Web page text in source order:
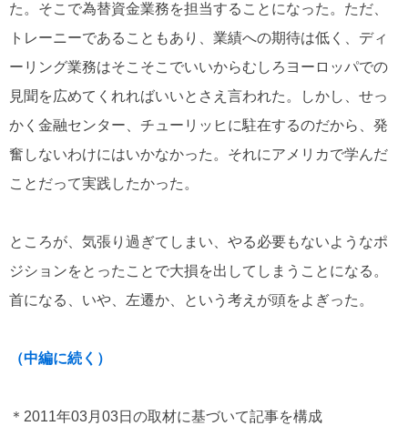
た。そこで為替資金業務を担当することになった。ただ、
トレーニーであることもあり、業績への期待は低く、ディ
ーリング業務はそこそこでいいからむしろヨーロッパでの
見聞を広めてくれればいいとさえ言われた。しかし、せっ
かく金融センター、チューリッヒに駐在するのだから、発
奮しないわけにはいかなかった。それにアメリカで学んだ
ことだって実践したかった。
ところが、気張り過ぎてしまい、やる必要もないようなポ
ジションをとったことで大損を出してしまうことになる。
首になる、いや、左遷か、という考えが頭をよぎった。
（中編に続く）
＊2011年03月03日の取材に基づいて記事を構成